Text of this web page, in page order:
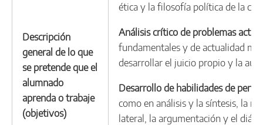
Descripción
general de lo que
se pretende que el
alumnado
aprenda o trabaje
(objetivos)
ética y la filosofía política de la
Análisis crítico de problemas
fundamentales y de actualidad
desarrollar el juicio propio y la
Desarrollo de habilidades de
como en análisis y la síntesis, la
lateral, la argumentación y el